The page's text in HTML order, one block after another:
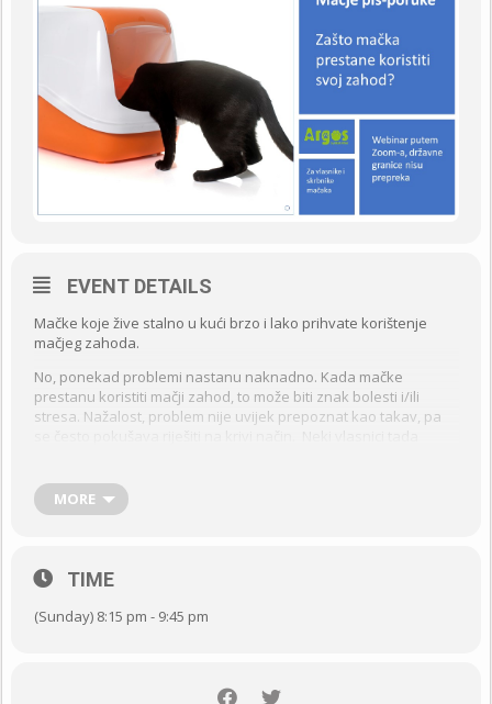
EVENT DETAILS
Mačke koje žive stalno u kući brzo i lako prihvate korištenje
mačjeg zahoda.
No, ponekad problemi nastanu naknadno. Kada mačke
prestanu koristiti mačji zahod, to može biti znak bolesti i/ili
stresa. Nažalost, problem nije uvijek prepoznat kao takav, pa
Istovremeno, novija znanstvena istraživanja donose nam sve
više znanja o mačjoj društvenosti, komunikaciji, prilagodbama
nastaje, kako ga se može spriječiti te kako pristupiti rješavanju
problema.
Zašto su mačke danas u svijetu najbrojniji kućni ljubimci
MORE
TIME
(Sunday) 8:15 pm - 9:45 pm